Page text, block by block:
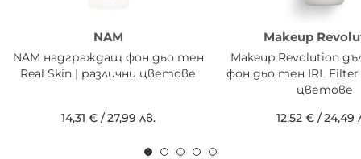
NAM
NAM надграждащ фон дьо тен
Real Skin | различни цветове
14,31 €/27,99 лв.
Makeup
Makeup Revolution
фон дьо тен IRL Filter
цветове
12,52 €/24,49